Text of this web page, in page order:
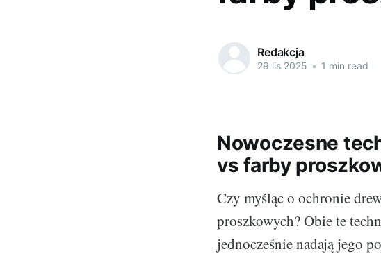
Redakcja
29 lis 2025 • 1 min read
Nowoczesne
vs farby
Czy myśląc o ochronie
proszkowych? Obie te
jednocześnie nadają jego